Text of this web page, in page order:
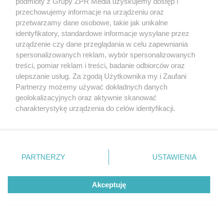
Świętokrzyskich
CIEKAWOSTKI
Świętokrzyskiem
przechowujemy informacje na urządzeniu oraz
przetwarzamy dane osobowe, takie jak unikalne
identyfikatory, standardowe informacje wysyłane przez
urządzenie czy dane przeglądania w celu zapewniania
spersonalizowanych reklam, wybór spersonalizowanych
treści, pomiar reklam i treści, badanie odbiorców oraz
ulepszanie usług. Za zgodą Użytkownika my i Zaufani
Partnerzy możemy używać dokładnych danych
geolokalizacyjnych oraz aktywnie skanować
charakterystykę urządzenia do celów identyfikacji.
zmienić/wycofać klikając przycisk ustawień prywatności
znajdujący się w lewym dolnym rogu strony
rodzaje przetwarzania danych nie wymagają zgody
użytkownika, ale masz prawo sprzeciwić się takiemu
przetwarzaniu. Preferencje będą miały zastosowanie tylko
PARTNERZY USTAWIENIA
Akceptuję